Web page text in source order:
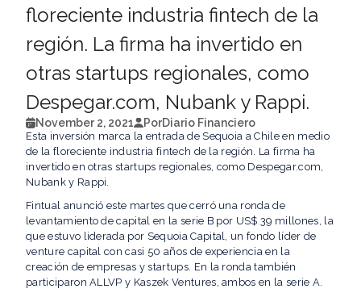
floreciente industria fintech de la
región. La firma ha invertido en
otras startups regionales, como
Despegar.com, Nubank y Rappi.
November 2, 2021 PorDiario Financiero
Esta inversión marca la entrada de Sequoia a Chile en medio
de la floreciente industria fintech de la región. La firma ha
invertido en otras startups regionales, como Despegar.com,
Nubank y Rappi.
Fintual anunció este martes que cerró una ronda de
levantamiento de capital en la serie B por US$ 39 millones, la
que estuvo liderada por Sequoia Capital, un fondo líder de
venture capital con casi 50 años de experiencia en la
creación de empresas y startups. En la ronda también
participaron ALLVP y Kaszek Ventures, ambos en la serie A.